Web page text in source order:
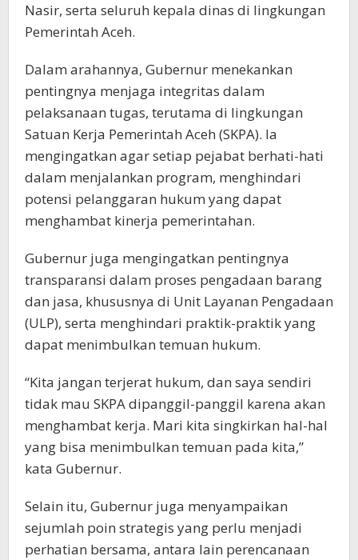
Nasir, serta seluruh kepala dinas di lingkungan
Pemerintah Aceh.
Dalam arahannya, Gubernur menekankan
pentingnya menjaga integritas dalam
pelaksanaan tugas, terutama di lingkungan
Satuan Kerja Pemerintah Aceh (SKPA). Ia
mengingatkan agar setiap pejabat berhati-hati
dalam menjalankan program, menghindari
potensi pelanggaran hukum yang dapat
menghambat kinerja pemerintahan.
Gubernur juga mengingatkan pentingnya
transparansi dalam proses pengadaan barang
dan jasa, khususnya di Unit Layanan Pengadaan
(ULP), serta menghindari praktik-praktik yang
dapat menimbulkan temuan hukum.
“Kita jangan terjerat hukum, dan saya sendiri
tidak mau SKPA dipanggil-panggil karena akan
menghambat kerja. Mari kita singkirkan hal-hal
yang bisa menimbulkan temuan pada kita,”
kata Gubernur.
Selain itu, Gubernur juga menyampaikan
sejumlah poin strategis yang perlu menjadi
perhatian bersama, antara lain perencanaan